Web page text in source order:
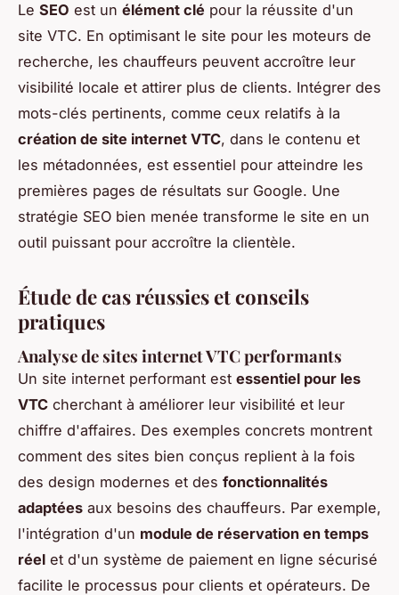
Le SEO est un élément clé pour la réussite d'un
site VTC. En optimisant le site pour les moteurs de
recherche, les chauffeurs peuvent accroître leur
visibilité locale et attirer plus de clients. Intégrer des
mots-clés pertinents, comme ceux relatifs à la
création de site internet VTC, dans le contenu et
les métadonnées, est essentiel pour atteindre les
premières pages de résultats sur Google. Une
stratégie SEO bien menée transforme le site en un
outil puissant pour accroître la clientèle.
Étude de cas réussies et conseils
pratiques
Analyse de sites internet VTC performants
Un site internet performant est essentiel pour les
VTC cherchant à améliorer leur visibilité et leur
chiffre d'affaires. Des exemples concrets montrent
comment des sites bien conçus replient à la fois
des design modernes et des fonctionnalités
adaptées aux besoins des chauffeurs. Par exemple,
l'intégration d'un module de réservation en temps
réel et d'un système de paiement en ligne sécurisé
facilite le processus pour clients et opérateurs. De